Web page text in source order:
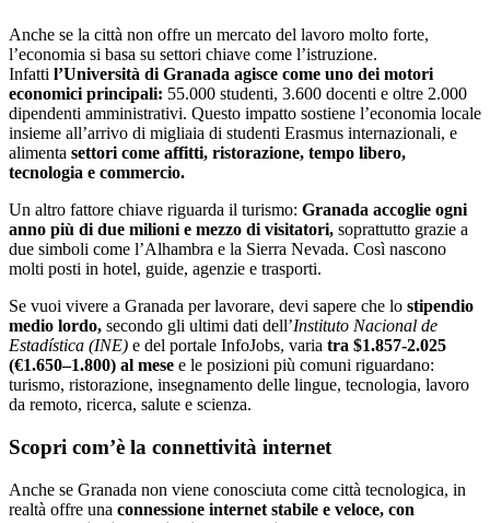
Anche se la città non offre un mercato del lavoro molto forte,
l’economia si basa su settori chiave come l’istruzione.
Infatti l’Università di Granada agisce come uno dei motori
economici principali: 55.000 studenti, 3.600 docenti e oltre 2.000
dipendenti amministrativi. Questo impatto sostiene l’economia locale
insieme all’arrivo di migliaia di studenti Erasmus internazionali, e
alimenta settori come affitti, ristorazione, tempo libero,
tecnologia e commercio.
Un altro fattore chiave riguarda il turismo: Granada accoglie ogni
anno più di due milioni e mezzo di visitatori, soprattutto grazie a
due simboli come l’Alhambra e la Sierra Nevada. Così nascono
molti posti in hotel, guide, agenzie e trasporti.
Se vuoi vivere a Granada per lavorare, devi sapere che lo stipendio
medio lordo, secondo gli ultimi dati dell’Instituto Nacional de
Estadística (INE) e del portale InfoJobs, varia tra $1.857-2.025
(€1.650–1.800) al mese e le posizioni più comuni riguardano:
turismo, ristorazione, insegnamento delle lingue, tecnologia, lavoro
da remoto, ricerca, salute e scienza.
Scopri com’è la connettività internet
Anche se Granada non viene conosciuta come città tecnologica, in
realtà offre una connessione internet stabile e veloce, con